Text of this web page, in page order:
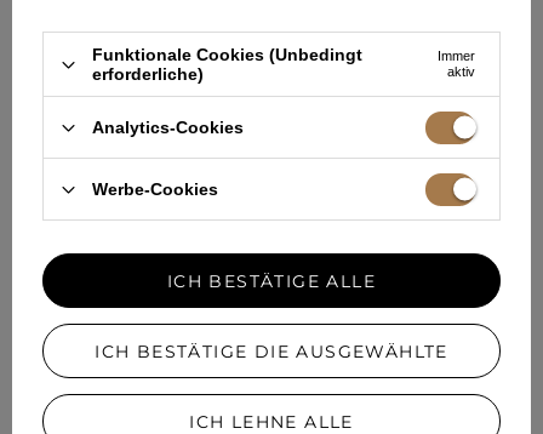
XS M L XL XXL
199,00 €
199,00 €
Funktionale Cookies (Unbedingt
erforderliche)
Immer
aktiv
Analytics-Cookies
Werbe-Cookies
ICH BESTÄTIGE DIE AUSGEWÄHLTE
ICH LEHNE ALLE
ICH BESTÄTIGE ALLE